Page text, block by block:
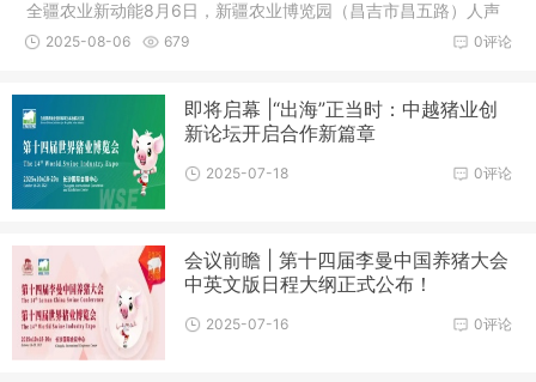
全疆农业新动能8月6日，新疆农业博览园（昌吉市昌五路）人声
鼎沸，20
0评论
2025-08-06 679
即将启幕 |“出海”正当时：中越猪业创
新论坛开启合作新篇章
0评论
2025-07-18
会议前瞻 | 第十四届李曼中国养猪大会
中英文版日程大纲正式公布！
0评论
2025-07-16